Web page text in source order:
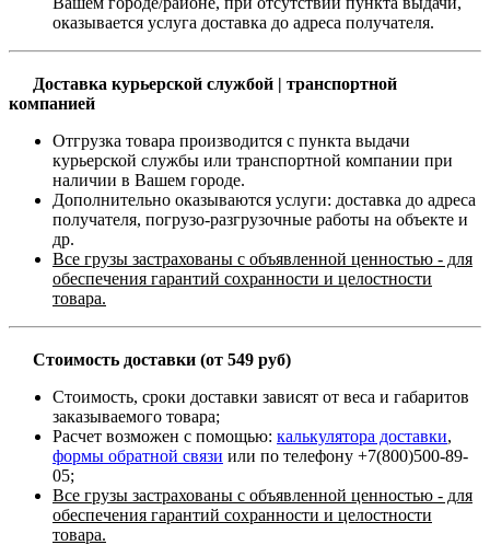
оказывается услуга доставка до адреса получателя.
Доставка курьерской службой | транспортной
компанией
Отгрузка товара производится с пункта выдачи
курьерской службы или транспортной компании при
наличии в Вашем городе.
Дополнительно оказываются услуги: доставка до адреса
получателя, погрузо-разгрузочные работы на объекте и
др.
Все грузы застрахованы с объявленной ценностью - для
обеспечения гарантий сохранности и целостности
товара.
Стоимость доставки (от 549 руб)
Стоимость, сроки доставки зависят от веса и габаритов
заказываемого товара;
Расчет возможен с помощью: калькулятора доставки,
формы обратной связи или по телефону +7(800)500-89-
05;
Все грузы застрахованы с объявленной ценностью - для
обеспечения гарантий сохранности и целостности
товара.